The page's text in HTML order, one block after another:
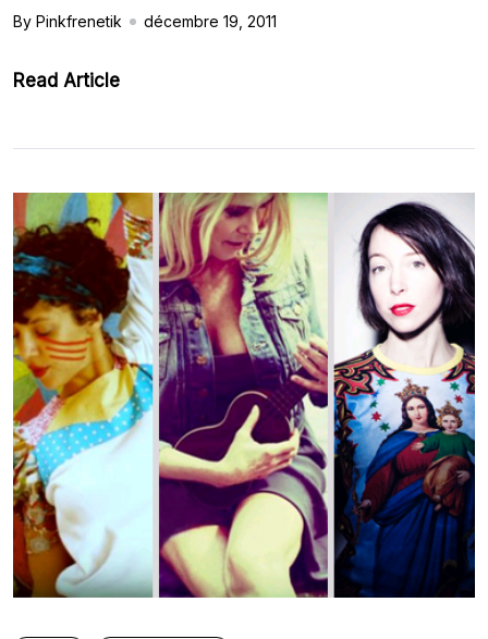
By Pinkfrenetik décembre 19, 2011
Read Article